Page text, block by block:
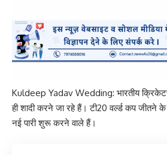
Kuldeep Yadav Wedding: भारतीय
ही शादी करने जा रहे हैं। टी20 वर्ल्ड कप जीतने
नई पारी शुरू करने वाले हैं।